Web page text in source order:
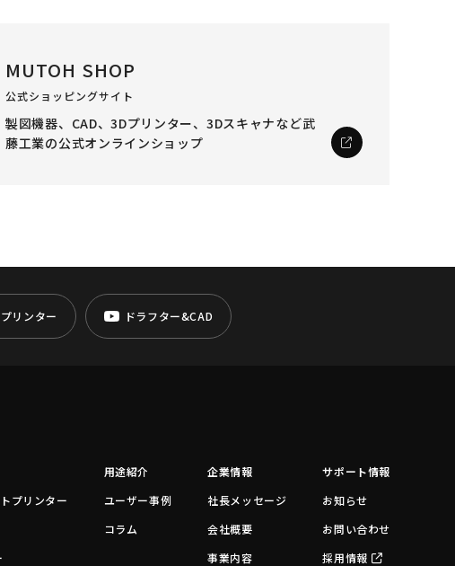
MUTOH SHOP
公式ショッピングサイト
製図機器、CAD、3Dプリンター、3Dスキャナなど武
藤工業の公式オンラインショップ
リンター ドラフター&CAD
プリンター
用途紹介
ユーザー事例
コラム
企業情報
社長メッセージ
会社概要
事業内容
サポート情報
お知らせ
お問い合わせ
採用情報